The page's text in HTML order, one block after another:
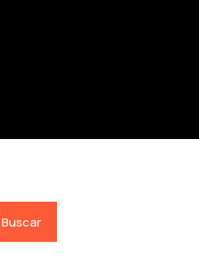
Buscar